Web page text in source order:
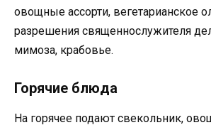
овощные ассорти, вегетарианское
разрешения священнослужителя
мимоза, крабовье.
Горячие блюда
На горячее подают свекольник,